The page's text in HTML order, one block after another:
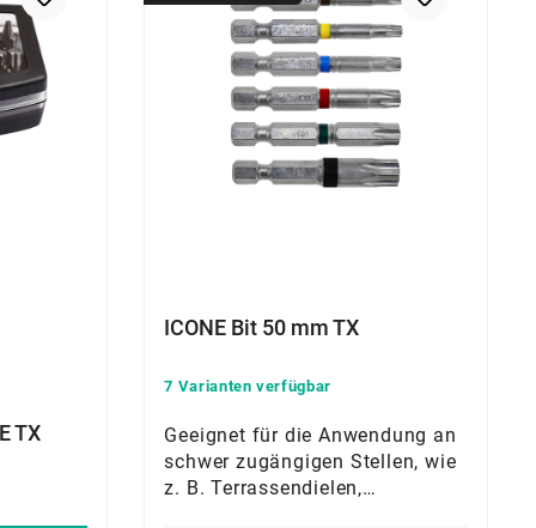
TX
ICONE Bit 50 mm TX
7 Varianten verfügbar
Geeignet für die Anwendung an
schwer zugängigen Stellen, wie
z. B. Terrassendielen,